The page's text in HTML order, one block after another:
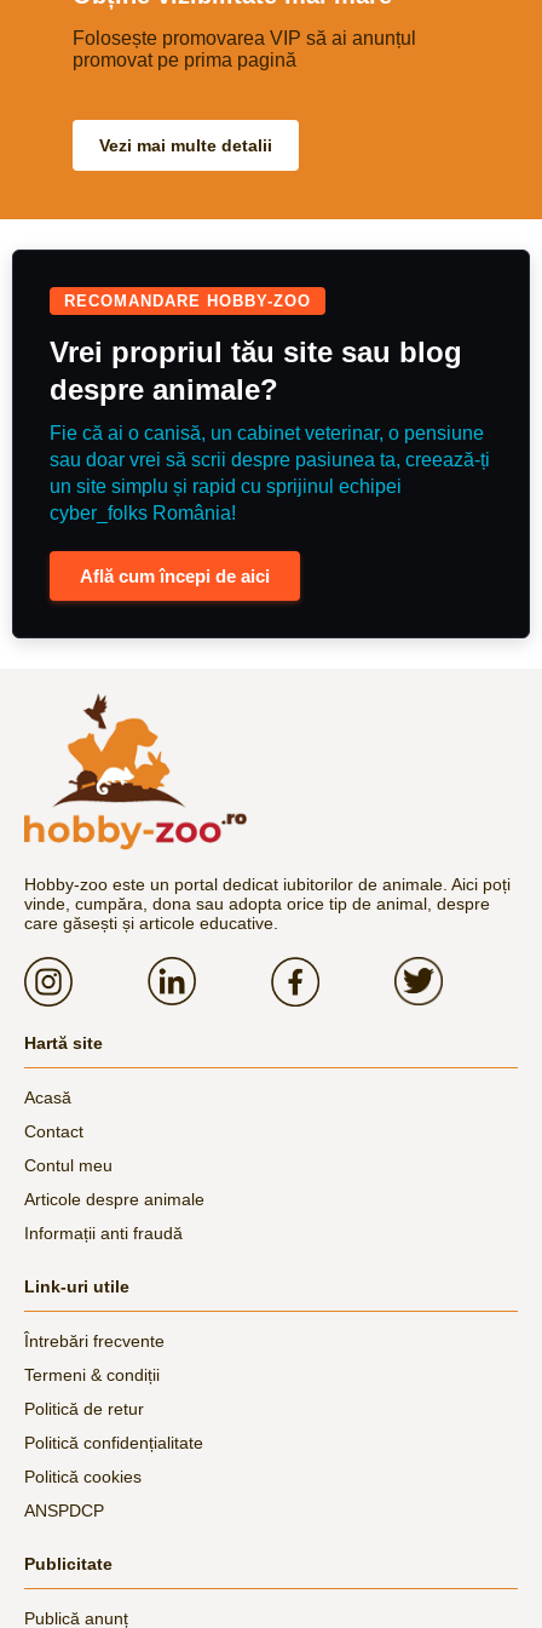
împreună cu mai multe accesorii
pentru mașină bol pentru
pentru curățarea urechilor clește
pentru unghii hăinuță (puţin mică,
dar poate fi inca folosita)
Folosește promovarea VIP să ai anunțul
promovat pe prima pagină
Vezi mai multe detalii
RECOMANDARE HOBBY-ZOO
Vrei propriul tău site sau blog
despre animale?
Fie că ai o canisă, un cabinet veterinar, o pensiune
sau doar vrei să scrii despre pasiunea ta, creează-ți
un site simplu și rapid cu sprijinul echipei
cyber_folks România!
Află cum începi de aici
Hobby-zoo este un portal dedicat iubitorilor de animale. Aici poți
vinde, cumpăra, dona sau adopta orice tip de animal, despre
care găsești și articole educative.
Hartă site
Acasă
Contact
Contul meu
Articole despre animale
Informații anti fraudă
Link-uri utile
Întrebări frecvente
Termeni & condiții
Politică de retur
Politică confidențialitate
Politică cookies
ANSPDCP
Publicitate
Publică anunț